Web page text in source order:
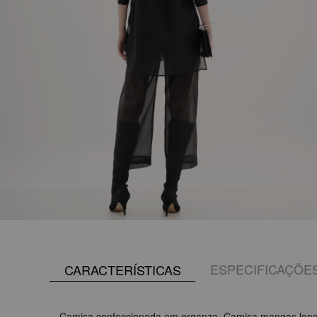
CARACTERÍSTICAS